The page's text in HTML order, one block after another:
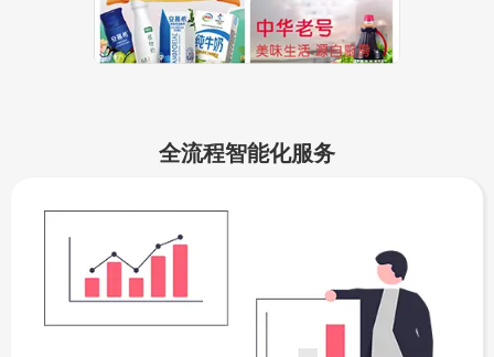
全流程智能化服务